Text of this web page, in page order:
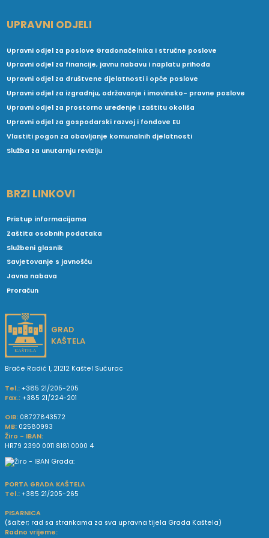
UPRAVNI ODJELI
Upravni odjel za poslove Gradonačelnika i stručne poslove
Upravni odjel za financije, javnu nabavu i naplatu prihoda
Upravni odjel za društvene djelatnosti i opće poslove
Upravni odjel za izgradnju, održavanje i imovinsko- pravne poslove
Upravni odjel za prostorno uređenje i zaštitu okoliša
Upravni odjel za gospodarski razvoj i fondove EU
Vlastiti pogon za obavljanje komunalnih djelatnosti
Služba za unutarnju reviziju
BRZI LINKOVI
Pristup informacijama
Zaštita osobnih podataka
Službeni glasnik
Savjetovanje s javnošću
Javna nabava
Proračun
GRAD
KAŠTELA
Braće Radić 1, 21212 Kaštel Sućurac
Tel.: +385 21/205-205
Fax.: +385 21/224-201
OIB: 08727843572
MB: 02580993
Žiro - IBAN:
HR79 2390 0011 8181 0000 4
PORTA GRADA KAŠTELA
Tel.: +385 21/205-265
PISARNICA
(šalter; rad sa strankama za sva upravna tijela Grada Kaštela)
Radno vrijeme: